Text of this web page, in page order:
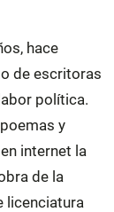
hace
de escritoras
política.
y
internet la
de la
licenciatura